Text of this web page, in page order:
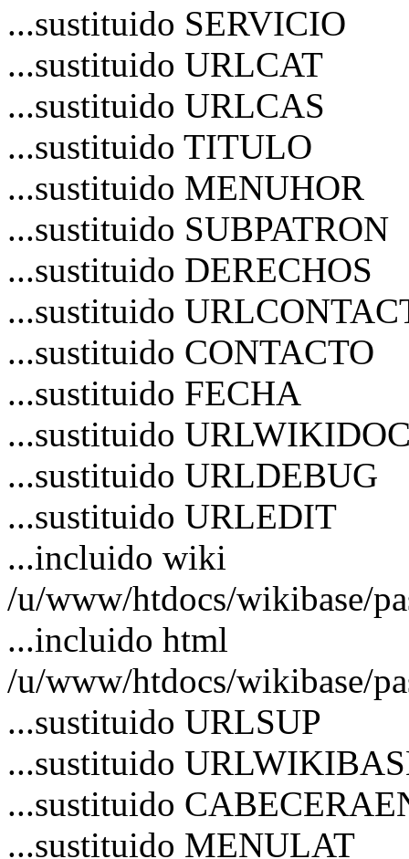
...sustituido SERVICIO
...sustituido URLCAT
...sustituido URLCAS
...sustituido TITULO
...sustituido MENUHOR
...sustituido SUBPATRON
...sustituido DERECHOS
...sustituido
...sustituido CONTACTO
...sustituido FECHA
...sustituido
...sustituido URLDEBUG
...sustituido URLEDIT
...incluido wiki
/u/www/htdocs/wikibase/
...incluido html
/u/www/htdocs/wikibase/
...sustituido URLSUP
...sustituido
...sustituido
...sustituido MENULAT